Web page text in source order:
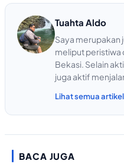
Tuahta Aldo
Saya merupakan
meliput peristiwa
Bekasi. Selain
juga aktif
Lihat semua
BACA JUGA